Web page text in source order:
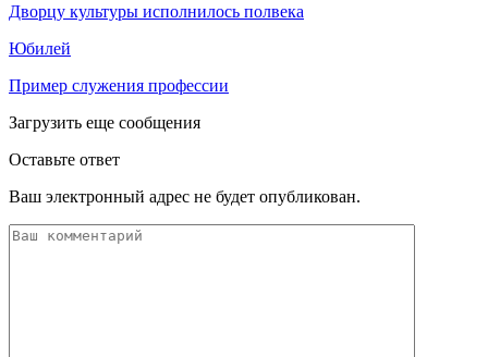
Дворцу культуры исполнилось полвека
Юбилей
Пример служения профессии
Загрузить еще сообщения
Оставьте ответ
Ваш электронный адрес не будет опубликован.